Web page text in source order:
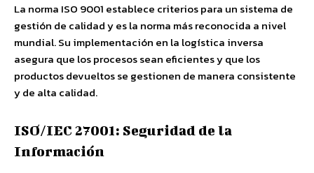
La norma ISO 9001 establece criterios para un sistema de
gestión de calidad y es la norma más reconocida a nivel
mundial. Su implementación en la logística inversa
asegura que los procesos sean eficientes y que los
productos devueltos se gestionen de manera consistente
y de alta calidad.
ISO/IEC 27001: Seguridad de la
Información